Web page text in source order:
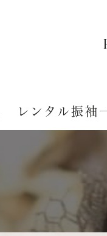
HAKAMA
卒業袴レンタルプ
卒業袴レンタル
レンタル振袖